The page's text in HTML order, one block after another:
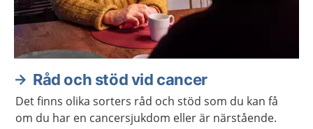
Råd och stöd vid cancer
Det finns olika sorters råd och stöd som du kan få
om du har en cancersjukdom eller är närstående.